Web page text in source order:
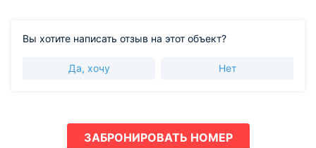
Вы хотите написать отзыв на этот объект?
Да, хочу Нет
ЗАБРОНИРОВАТЬ НОМЕР